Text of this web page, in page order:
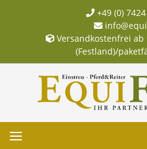
+49 (0)
Versandkostenfrei
(Festland)/